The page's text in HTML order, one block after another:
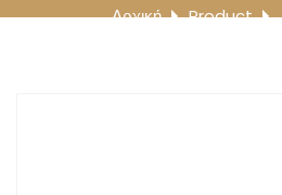
Αρχική Product